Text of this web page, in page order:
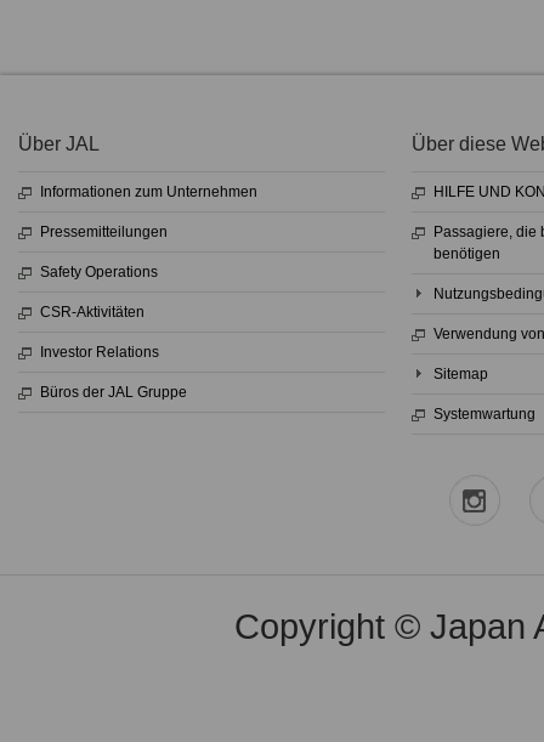
Über JAL
Informationen zum Unternehmen
Pressemitteilungen
Safety Operations
CSR-Aktivitäten
Investor Relations
Büros der JAL Gruppe
Über diese
HILFE UND
Passagiere, die
benötigen
Verwendung
Sitemap
Systemwartung
Copyright © Japan